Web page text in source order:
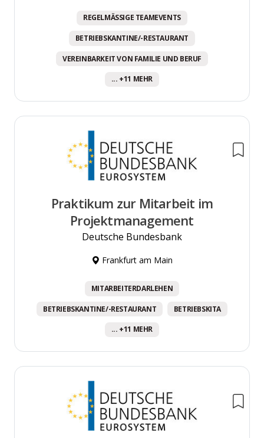
REGELMÄSSIGE TEAMEVENTS
BETRIEBSKANTINE/-RESTAURANT
VEREINBARKEIT VON FAMILIE UND BERUF
... +11 MEHR
Praktikum zur Mitarbeit im
Projektmanagement
Deutsche Bundesbank
Frankfurt am Main
MITARBEITERDARLEHEN
BETRIEBSKANTINE/-RESTAURANT BETRIEBSKITA
... +11 MEHR